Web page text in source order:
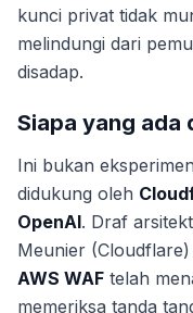
kunci privat tidak
melindungi dari
disadap.
Siapa yang ada
Ini bukan
didukung oleh
OpenAI. Draf
Meunier
AWS WAF telah
memeriksa tanda